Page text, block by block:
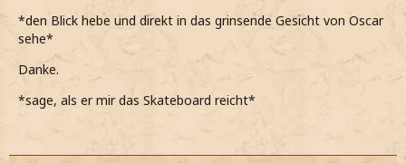
*den Blick hebe und direkt in das grinsende Gesicht von Oscar
sehe*
Danke.
*sage, als er mir das Skateboard reicht*